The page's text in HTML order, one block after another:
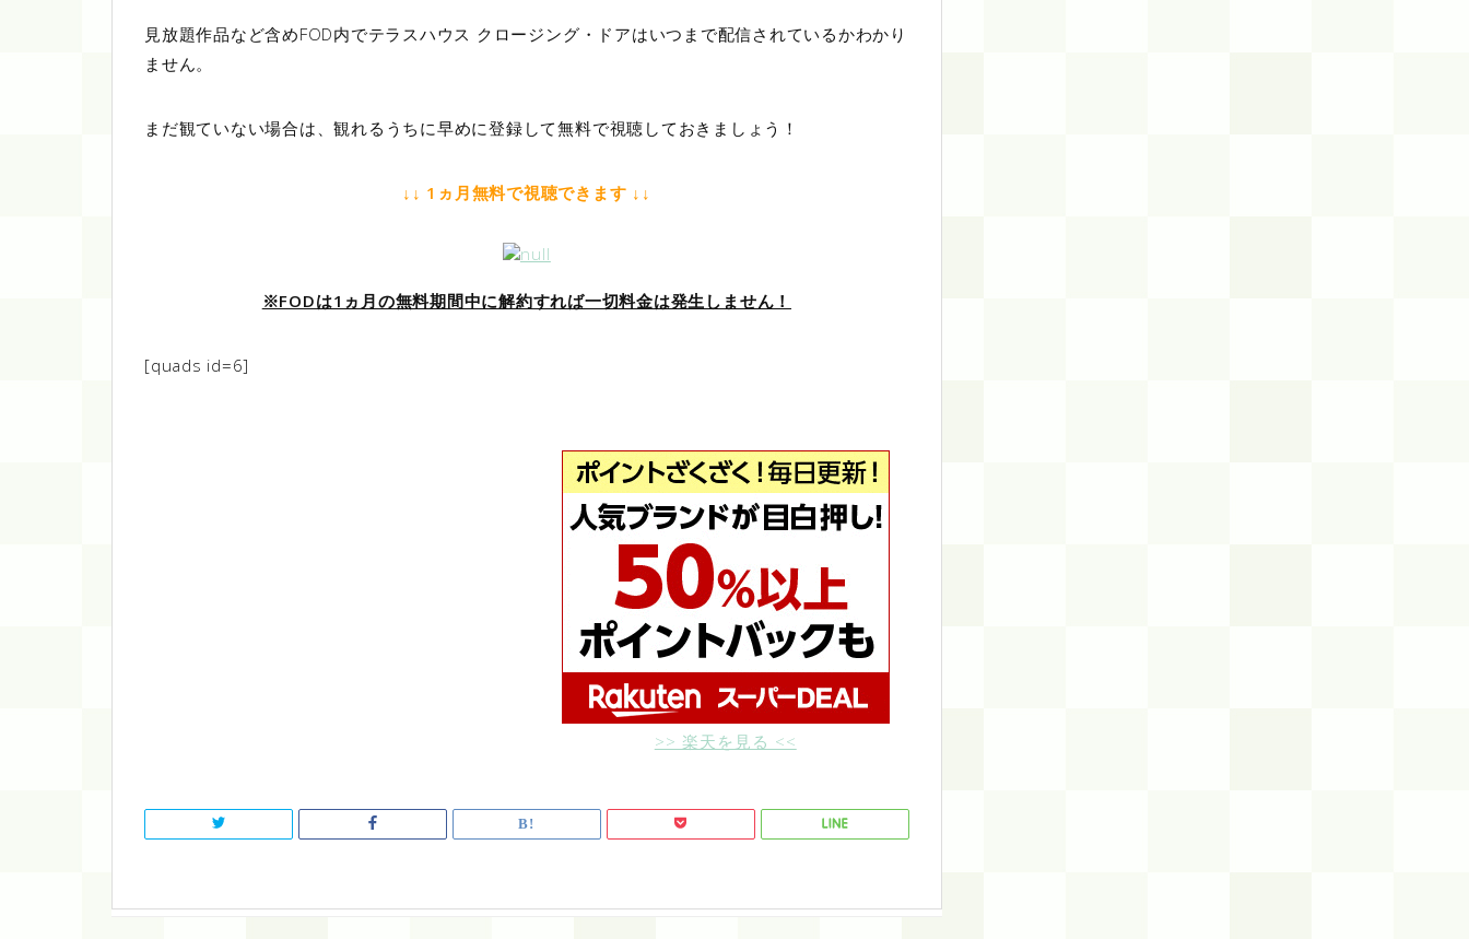
見放題作品など含めFOD内でテラスハウス クロージング・ドアはいつまで配信されているかわかり
ません。
まだ観ていない場合は、観れるうちに早めに登録して無料で視聴しておきましょう！
↓↓ 1ヵ月無料で視聴できます ↓↓
※FODは1ヵ月の無料期間中に解約すれば一切料金は発生しません！
[quads id=6]
>> 楽天を見る <<